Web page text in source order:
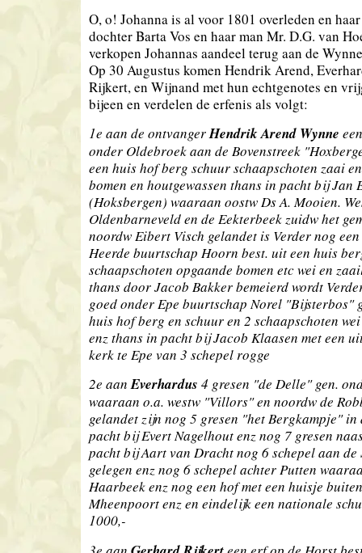
O, o! Johanna is al voor 1801 overleden en
dochter Barta Vos en haar man Mr. D.G. van
verkopen Johannas aandeel terug aan de
Op 30 Augustus komen Hendrik Arend,
Rijkert, en Wijnand met hun echtgenotes en
bijeen en verdelen de erfenis als volgt:
1e aan de ontvangerHendrik Arend Wynne
onder Oldebroek aan de Bovenstreek
een huis hof berg schuur schaapschoten zaai
bomen en houtgewassen thans in pacht bij Jan
(Hoksbergen) waaraan oostw Ds A. Mooien.
Oldenbarneveld en de Eekterbeek zuidw het
noordw Eibert Visch gelandet is Verder nog
Heerde buurtschap Hoorn best. uit een huis
schaapschoten opgaande bomen etc wei en
thans door Jacob Bakker bemeierd wordt
goed onder Epe buurtschap Norel "Bijsterbos"
huis hof berg en schuur en 2 schaapschoten
enz thans in pacht bij Jacob Klaasen met een
kerk te Epe van 3 schepel rogge
2e aanEverhardus 4 gresen "de Delle" gen.
waaraan o.a. westw "Villors" en noordw de
gelandet zijn nog 5 gresen "het Bergkampje" in
pacht bij Evert Nagelhout enz nog 7 gresen
pacht bij Aart van Dracht nog 6 schepel aan de
gelegen enz nog 6 schepel achter Putten
Haarbeek enz nog een hof met een huisje
Mheenpoort enz en eindelijk een nationale
1000,-